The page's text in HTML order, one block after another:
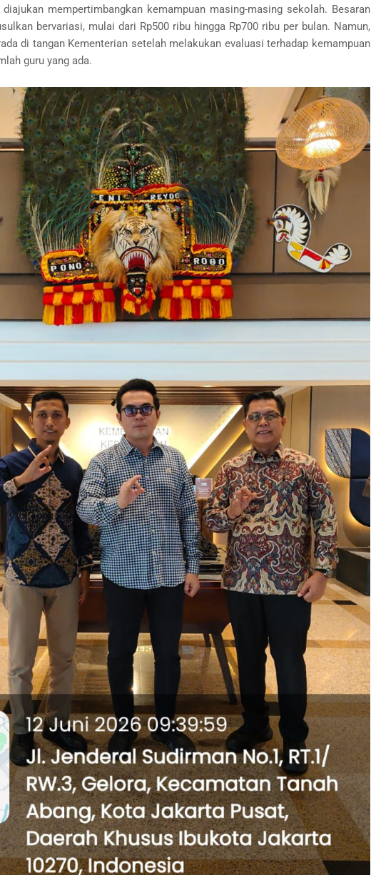
mempertimbangkan kemampuan masing-masing sekolah. Besaran
bervariasi, mulai dari Rp500 ribu hingga Rp700 ribu per bulan. Namun,
di tangan Kementerian setelah melakukan evaluasi terhadap kemampuan
guru yang ada.